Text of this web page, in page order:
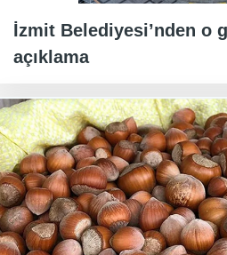
İzmit Belediyesi’nden o
açıklama